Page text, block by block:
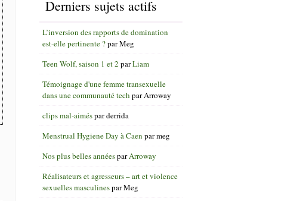
Derniers sujets actifs
L’inversion des rapports de domination
est-elle pertinente ?parMeg
Teen Wolf, saison 1 et 2 parLiam
Témoignage d'une femme transexuelle
dans une communauté tech parArroway
clips mal-aimésparderrida
Menstrual Hygiene Day à Caen parmeg
Nos plus belles annéesparArroway
Réalisateurs et agresseurs – art et violence
sexuelles masculinesparMeg